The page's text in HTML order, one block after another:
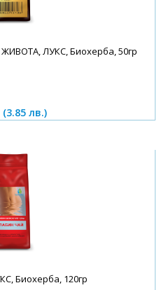
ЛУКС, Биохерба, 50гр
(3.85 лв.)
Биохерба, 120гр